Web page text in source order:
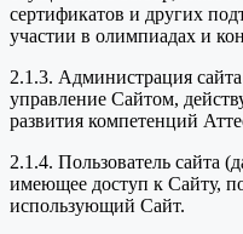
сертификатов и других
участии в олимпиадах и
2.1.3. Администрация
управление Сайтом,
развития компетенций
2.1.4. Пользователь сайта
имеющее доступ к Сайту,
использующий Сайт.